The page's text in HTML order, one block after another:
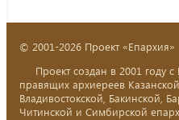
© 2001-2026 Проект «Епархия»
Проект создан в 2001 году с
правящих архиереев
Владивостокской, Бакинской,
Читинской и Симбирской